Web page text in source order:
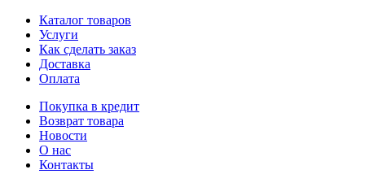
Каталог товаров
Услуги
Как сделать заказ
Доставка
Оплата
Покупка в кредит
Возврат товара
Новости
О нас
Контакты